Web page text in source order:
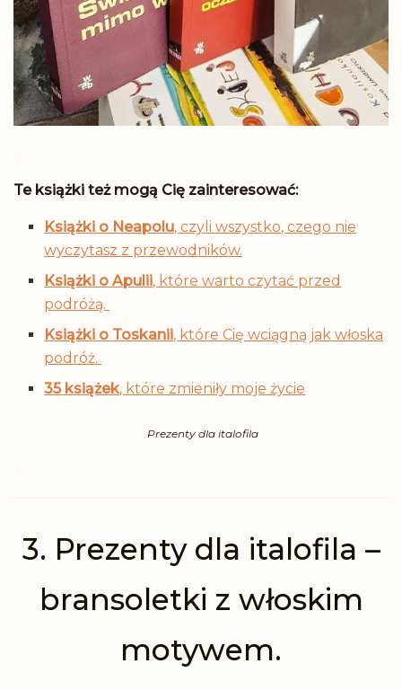
.
Te książki też mogą Cię zainteresować:
Książki o Neapolu, czyli wszystko, czego nie
wyczytasz z przewodników.
Książki o Apulii, które warto czytać przed
podróżą.
Książki o Toskanii, które Cię wciągną jak włoska
podróż.
35 książek, które zmieniły moje życie
.Prezenty dla italofila
.
3. Prezenty dla italofila –
bransoletki z włoskim
motywem.